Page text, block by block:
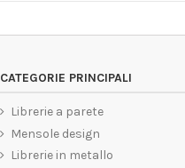
CATEGORIE PRINCIPALI
Librerie a parete
Mensole design
Librerie in metallo